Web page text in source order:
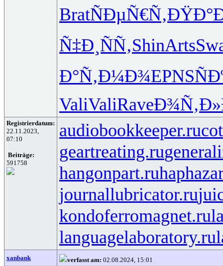
BratÑÐµÑ€Ñ‚
Ñ‡Ð¸ÑÑ‚ShinArts
Ð°Ñ‚Ð¼Ð¾EPNS
ValiValiRave
Registrierdatum:
22.11.2023,
07:10
Beiträge:
591758
audiobookkeeper.ru
geartreating.ru
hangonpart.ru
journallubricator.ru
kondoferromagnet.ru
languagelaboratory.ru
xanbank verfasst am: 02.08.2024, 15:01